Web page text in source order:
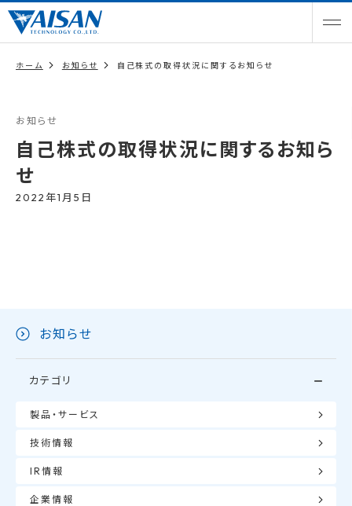
ホーム お知らせ 自己株式の取得状況に関するお知らせ
お知らせ
自己株式の取得状況に関するお知ら
せ
2022年1月5日
お知らせ
カテゴリ
製品・サービス
技術情報
IR情報
企業情報